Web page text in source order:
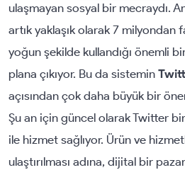
ulaşmayan sosyal bir mecraydı.
artık yaklaşık olarak 7 milyondan
yoğun şekilde kullandığı önemli
plana çıkıyor. Bu da sistemin
açısından çok daha büyük bir
Şu an için güncel olarak Twitter
ile hizmet sağlıyor. Ürün ve
ulaştırılması adına, dijital bir